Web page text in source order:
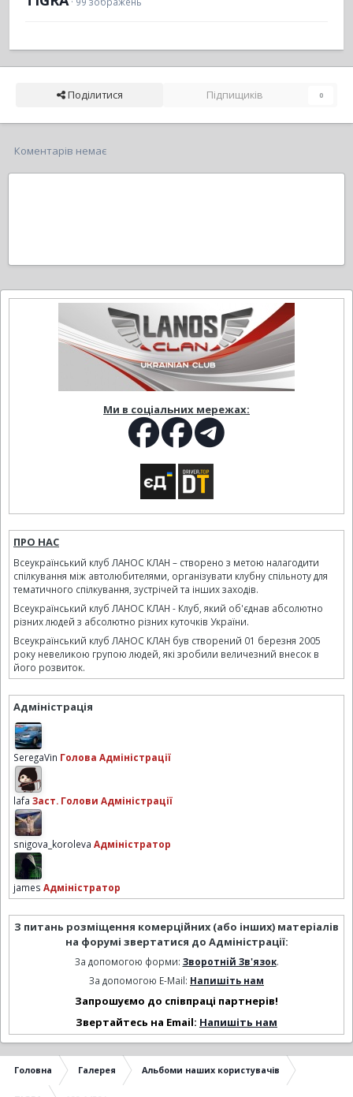
Поділитися Підпищиків 0
Коментарів немає
Ми в соціальних мережах:
ПРО НАС
Всеукраїнський клуб ЛАНОС КЛАН – створено з метою налагодити
спілкування між автолюбителями, організувати клубну спільноту для
тематичного спілкування, зустрічей та інших заходів.
Всеукраїнський клуб ЛАНОС КЛАН - Клуб, який об'єднав абсолютно
різних людей з абсолютно різних куточків України.
Всеукраїнський клуб ЛАНОС КЛАН був створений 01 березня 2005
року невеликою групою людей, які зробили величезний внесок в
його розвиток.
Адміністрація
SeregaVin Голова Адміністрації
lafa Заст. Голови Адміністрації
snigova_koroleva Адміністратор
james Адміністратор
З питань розміщення комерційних (або інших) матеріалів
на форумі звертатися до Адміністрації:
За допомогою форми: Зворотній Зв'язок.
За допомогою E-Mail: Напишіть нам
Запрошуємо до співпраці партнерів!
Звертайтесь на Email: Напишіть нам
Головна Галерея Альбоми наших користувачів